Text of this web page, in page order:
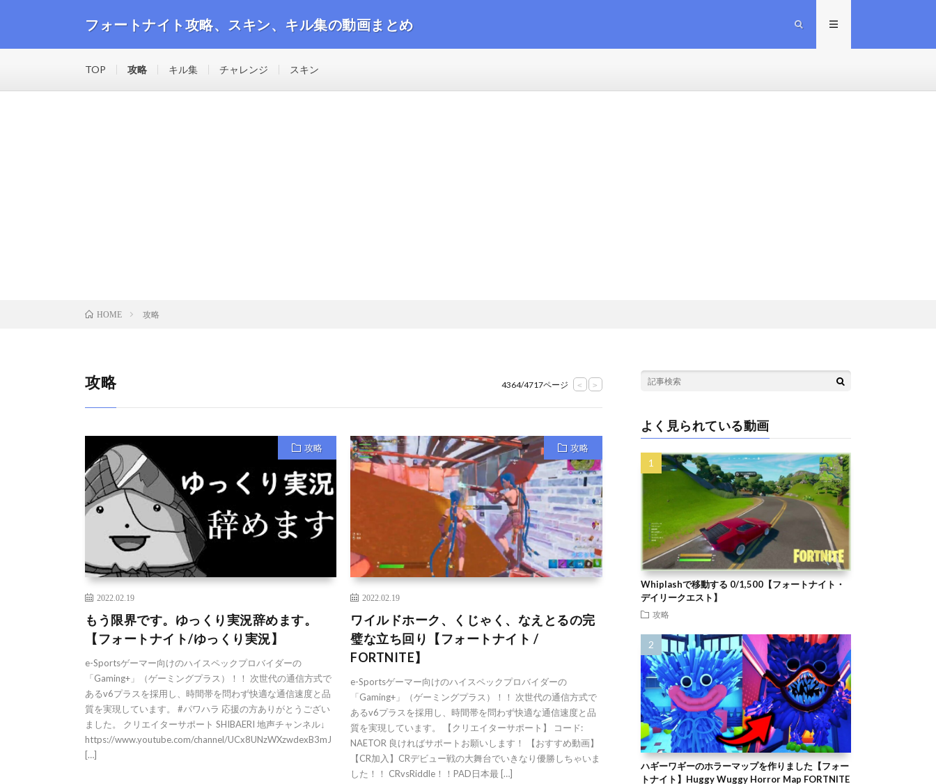
フォートナイト攻略、スキン、キル集の動画まとめ
TOP 攻略 キル集 チャレンジ スキン
HOME 攻略
攻略 4364/4717ページ < >
攻略
2022.02.19
もう限界です。ゆっくり実況辞めます。
【フォートナイト/ゆっくり実況】
e-Sportsゲーマー向けのハイスペックプロバイダーの
「Gaming+」（ゲーミングプラス）！！ 次世代の通信方式で
あるv6プラスを採用し、時間帯を問わず快適な通信速度と品
質を実現しています。 #パワハラ 応援の方ありがとうござい
ました。 クリエイターサポート SHIBAERI 地声チャンネル↓
https://www.youtube.com/channel/UCx8UNzWXzwdexB3mJ
[…]
攻略
2022.02.19
ワイルドホーク、くじゃく、なえとるの完
璧な立ち回り【フォートナイト /
FORTNITE】
e-Sportsゲーマー向けのハイスペックプロバイダーの
「Gaming+」（ゲーミングプラス）！！ 次世代の通信方式で
あるv6プラスを採用し、時間帯を問わず快適な通信速度と品
質を実現しています。 【クリエイターサポート】 コード:
NAETOR 良ければサポートお願いします！ 【おすすめ動画】
【CR加入】CRデビュー戦の大舞台でいきなり優勝しちゃいま
した！！ CRvsRiddle！！PAD日本最 […]
よく見られている動画
Whiplashで移動する 0/1,500【フォートナイト・
デイリークエスト】
攻略
ハギーワギーのホラーマップを作りました【フォー
トナイト】Huggy Wuggy Horror Map FORTNITE